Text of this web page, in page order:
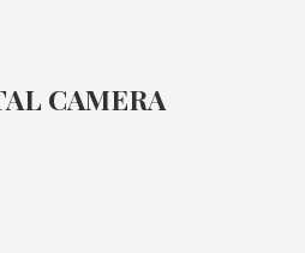
CAMERA